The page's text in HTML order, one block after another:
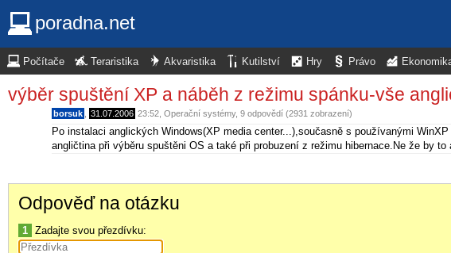
poradna.net
Počítače Teraristika Akvaristika Kutilství Hry Právo
výběr spuštění XP a náběh z režimu spánku-vše
borsuk 31.07.2006 23:52 Operační systémy, 9 odpovědí (2931 zobrazení)
Po instalaci anglických Windows(XP media center...),současně s používanými
angličtina při výběru spuštěni OS a také při probuzení z režimu hibernace.Ne že by
Odpověď na otázku
1 Zadajte svou přezdívku: